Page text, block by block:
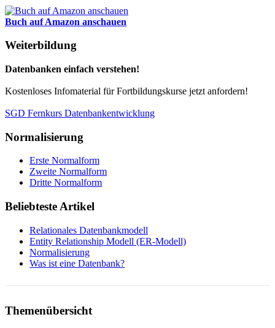
Buch auf Amazon anschauen
Weiterbildung
Datenbanken einfach verstehen!
Kostenloses Infomaterial für Fortbildungskurse jetzt anfordern!
SGD Fernkurs Datenbankentwicklung
Normalisierung
Erste Normalform
Zweite Normalform
Dritte Normalform
Beliebteste Artikel
Relationales Datenbankmodell
Entity Relationship Modell (ER-Modell)
Normalisierung
Was ist eine Datenbank?
Themenübersicht